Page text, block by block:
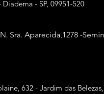
- SP, 09951-520
Sra. Aparecida,1278 -
632 - Jardim das